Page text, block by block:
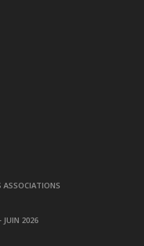
ASSOCIATIONS
JUIN 2026